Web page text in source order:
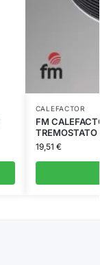
CALEFACTOR
FM
TREMOSTATO
19,51 €